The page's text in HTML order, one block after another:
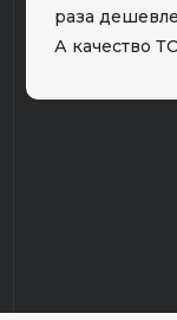
раза
А качество